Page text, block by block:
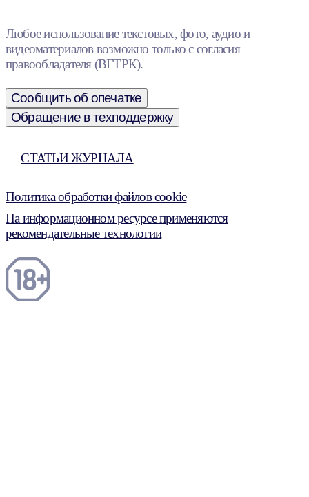
Любое использование текстовых, фото, аудио и
видеоматериалов возможно только с согласия
правообладателя (ВГТРК).
Сообщить об опечатке
Обращение в техподдержку
СТАТЬИ ЖУРНАЛА
Политика обработки файлов cookie
На информационном ресурсе применяются
рекомендательные технологии